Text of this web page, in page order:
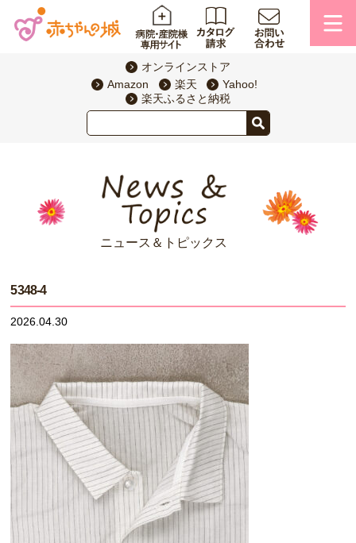
オンラインストア
Amazon
楽天
Yahoo!
楽天ふるさと納税
ニュース＆トピックス
5348-4
2026.04.30